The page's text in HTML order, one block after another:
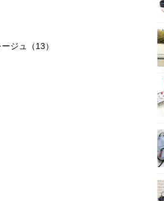
ジュ（13）